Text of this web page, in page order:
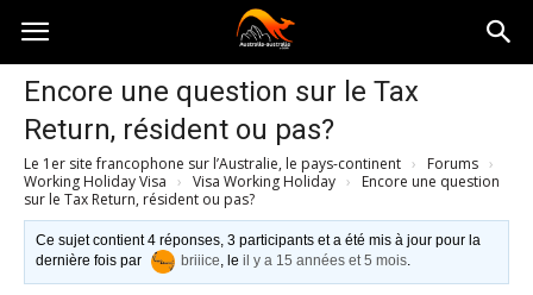
Australia-
australie.com
Encore une question sur le Tax
Return, résident ou pas?
Le 1er site francophone sur l’Australie, le pays-continent › Forums ›
Working Holiday Visa › Visa Working Holiday ›
Encore une question
sur le Tax Return, résident ou pas?
Ce sujet contient 4 réponses, 3 participants et a été mis à jour pour la
dernière fois par
briiice, leil y a 15 années et 5 mois.